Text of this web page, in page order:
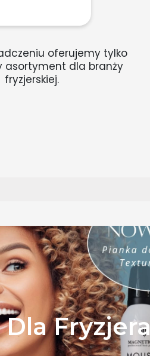
oferujemy tylko
asortyment dla branży
fryzjerskiej.
Dla Fryzjera